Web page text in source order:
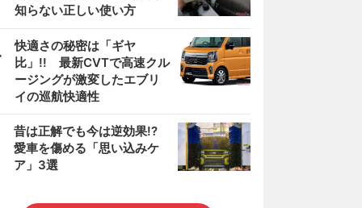
知らない正しい使い方
快適さの秘密は「ギヤ
比」!! 最新CVTで高速クル
ージングが激変したエブリ
イの巡航快適性
昔は正解でも今は逆効果!?
愛車を傷める「思い込みケ
ア」3選